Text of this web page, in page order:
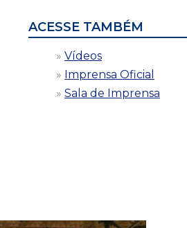
ACESSE TAMBÉM
Vídeos
Imprensa Oficial
Sala de Imprensa